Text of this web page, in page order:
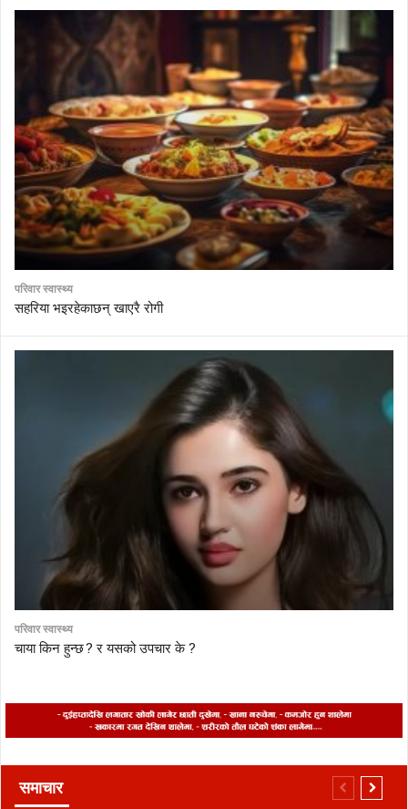
परिवार स्वास्थ्य
सहरिया भइरहेकाछन् खाएरै रोगी
परिवार स्वास्थ्य
चाया किन हुन्छ ? र यसको उपचार के ?
समाचार